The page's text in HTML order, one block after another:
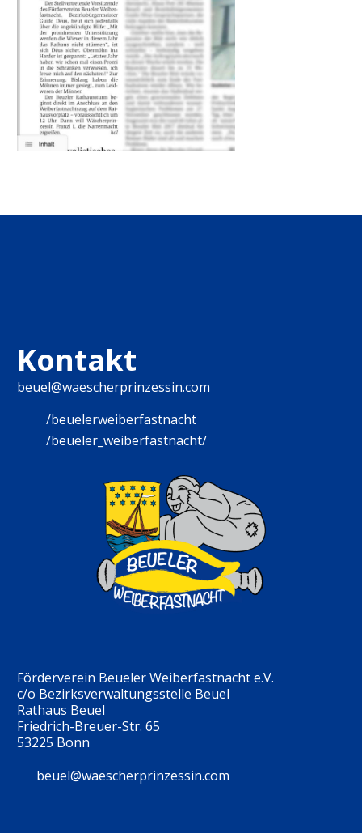
Kontakt
beuel@waescherprinzessin.com
/beuelerweiberfastnacht
/beueler_weiberfastnacht/
Förderverein Beueler Weiberfastnacht e.V.
c/o Bezirksverwaltungsstelle Beuel
Rathaus Beuel
Friedrich-Breuer-Str. 65
53225 Bonn
beuel@waescherprinzessin.com